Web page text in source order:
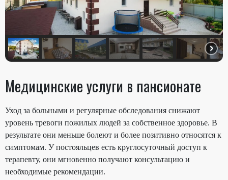
Медицинские услуги в пансионате
Уход за больными и регулярные обследования снижают
уровень тревоги пожилых людей за собственное здоровье. В
результате они меньше болеют и более позитивно относятся к
симптомам. У постояльцев есть круглосуточный доступ к
терапевту, они мгновенно получают консультацию и
необходимые рекомендации.